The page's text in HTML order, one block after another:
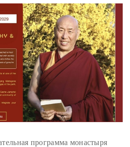
программа монастыря